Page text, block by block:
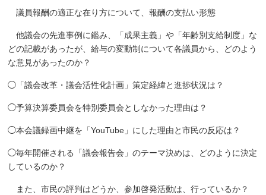
議員報酬の適正な在り方について、報酬の支払い形態
他議会の先進事例に鑑み、「成果主義」や「年齢別支給制度」な
どの記載があったが、給与の変動制について各議員から、どのよう
な意見があったのか？
◯「議会改革・議会活性化計画」策定経緯と進捗状況は？
◯予算決算委員会を特別委員会としなかった理由は？
◯本会議録画中継を「YouTube 」にした理由と市民の反応は？
◯毎年開催される「議会報告会」のテーマ決めは、どのように決定
しているのか？
また、市民の評判はどうか、参加啓発活動は、行っているか？